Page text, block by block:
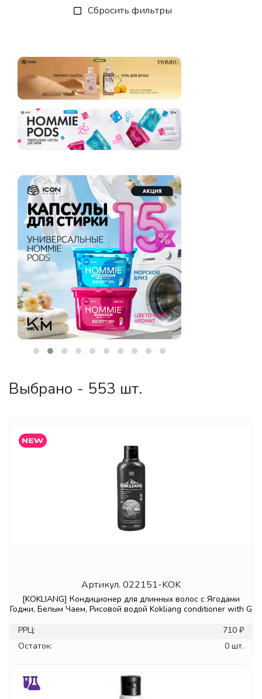
Сбросить фильтры
Выбрано - 553 шт.
Артикул. 022151-KOK
[KOKLIANG] Кондиционер для длинных волос с Ягодами
Годжи, Белым Чаем, Рисовой водой Kokliang conditioner with G
РРЦ:
710 ₽
Остаток:
0 шт.